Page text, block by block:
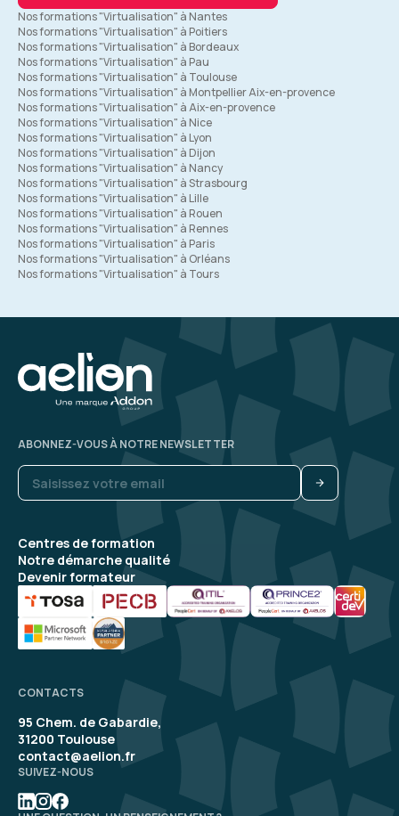
Nos formations "Virtualisation" à Nantes
Nos formations "Virtualisation" à Poitiers
Nos formations "Virtualisation" à Bordeaux
Nos formations "Virtualisation" à Pau
Nos formations "Virtualisation" à Toulouse
Nos formations "Virtualisation" à Montpellier Aix-en-provence
Nos formations "Virtualisation" à Aix-en-provence
Nos formations "Virtualisation" à Nice
Nos formations "Virtualisation" à Lyon
Nos formations "Virtualisation" à Dijon
Nos formations "Virtualisation" à Nancy
Nos formations "Virtualisation" à Strasbourg
Nos formations "Virtualisation" à Lille
Nos formations "Virtualisation" à Rouen
Nos formations "Virtualisation" à Rennes
Nos formations "Virtualisation" à Paris
Nos formations "Virtualisation" à Orléans
Nos formations "Virtualisation" à Tours
Centres de formation
Notre démarche qualité
Devenir formateur
ABONNEZ-VOUS À NOTRE NEWSLETTER
CONTACTS
95 Chem. de Gabardie,
31200 Toulouse
contact@aelion.fr
SUIVEZ-NOUS